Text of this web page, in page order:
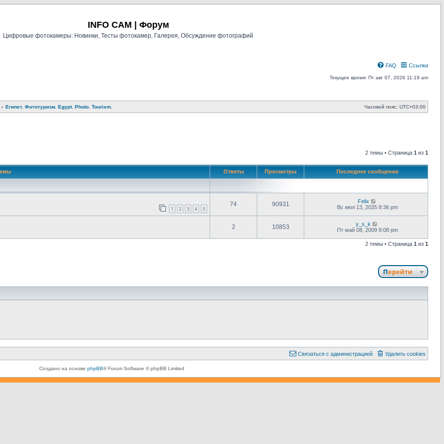
INFO CAM | Форум
Цифровые фотокамеры: Новинки, Тесты фотокамер, Галерея, Обсуждение фотографий
Ссылки
FAQ
Текущее время: Пт авг 07, 2026 11:19 am
Египет. Фототуризм. Egypt. Photo. Tourism. Часовой пояс: UTC+03:00
поиск 2 темы • Страница 1 из 1
Ответы Просмотры Последнее сообщение
1 2 3 4 5
74 90931
Felix
Вс июл 13, 2025 8:36 pm
2 10853
y_s_k
Пт май 08, 2009 9:08 pm
2 темы • Страница 1 из 1
Перейти
Удалить cookies
Связаться с администрацией
Создано на основе phpBB® Forum Software © phpBB Limited